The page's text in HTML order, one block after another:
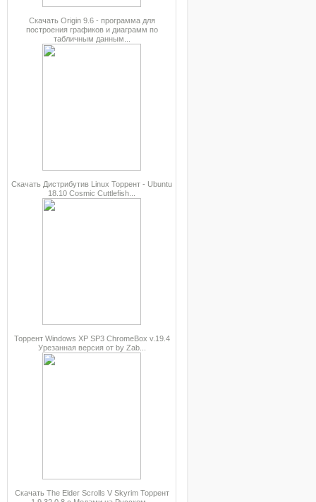
Скачать Origin 9.6 - программа для
построения графиков и диаграмм по
табличным данным...
Скачать Дистрибутив Linux Торрент - Ubuntu
18.10 Cosmic Cuttlefish...
Торрент Windows XP SP3 ChromeBox v.19.4
Урезанная версия от by Zab...
Скачать The Elder Scrolls V Skyrim Торрент